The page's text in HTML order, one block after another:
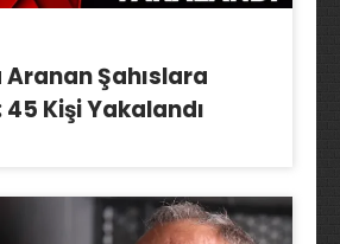
Aranan Şahıslara
Kişi Yakalandı